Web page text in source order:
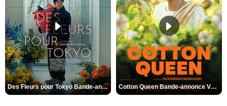
Des Fleurs pour Tokyo Bande-annonce VO STFR Cotton Queen Bande-annonce VO STFR